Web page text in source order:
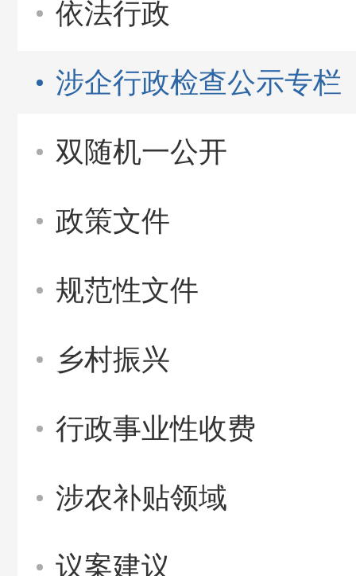
依法行政
涉企行政检查公示专栏
双随机一公开
政策文件
规范性文件
乡村振兴
行政事业性收费
涉农补贴领域
议案建议